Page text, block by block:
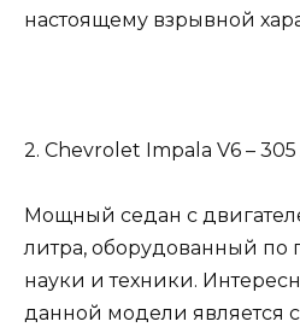
настоящему взрывной
2. Chevrolet Impala V6 – 305
Мощный седан с
литра, оборудованный по
науки и техники.
данной модели является